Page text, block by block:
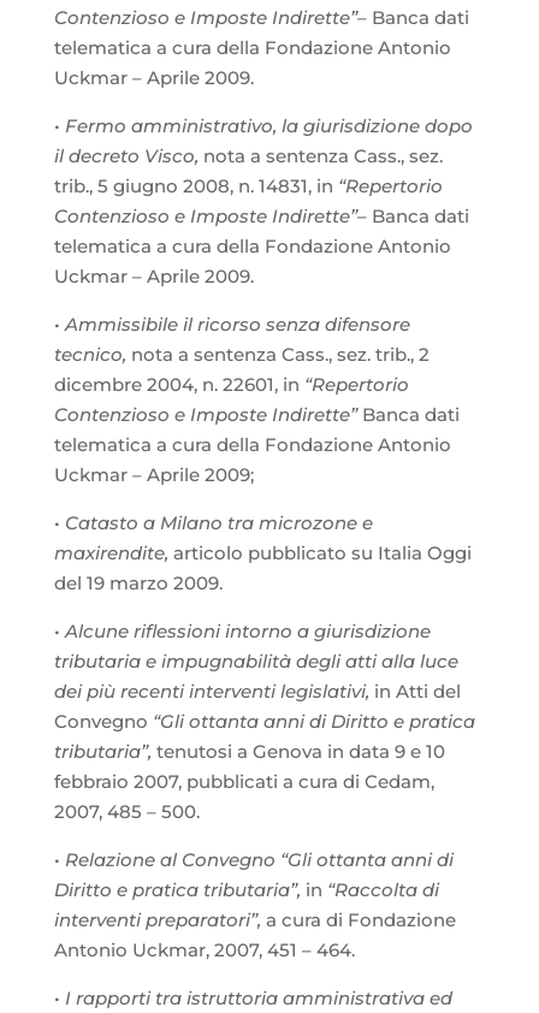
Contenzioso e Imposte Indirette”– Banca dati
telematica a cura della Fondazione Antonio
Uckmar – Aprile 2009.
• Fermo amministrativo, la giurisdizione dopo
il decreto Visco, nota a sentenza Cass., sez.
trib., 5 giugno 2008, n. 14831, in “Repertorio
Contenzioso e Imposte Indirette”– Banca dati
telematica a cura della Fondazione Antonio
Uckmar – Aprile 2009.
• Ammissibile il ricorso senza difensore
tecnico, nota a sentenza Cass., sez. trib., 2
dicembre 2004, n. 22601, in “Repertorio
Contenzioso e Imposte Indirette”Banca dati
telematica a cura della Fondazione Antonio
Uckmar – Aprile 2009;
• Catasto a Milano tra microzone e
maxirendite, articolo pubblicato su Italia Oggi
del 19 marzo 2009.
• Alcune riflessioni intorno a giurisdizione
tributaria e impugnabilità degli atti alla luce
dei più recenti interventi legislativi, in Atti del
Convegno “Gli ottanta anni di Diritto e pratica
tributaria”, tenutosi a Genova in data 9 e 10
febbraio 2007, pubblicati a cura di Cedam,
2007, 485 – 500.
• Relazione al Convegno “Gli ottanta anni di
Diritto e pratica tributaria”, in “Raccolta di
interventi preparatori”, a cura di Fondazione
Antonio Uckmar, 2007, 451 – 464.
• I rapporti tra istruttoria amministrativa ed